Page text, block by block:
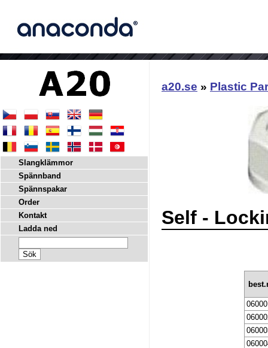
a20.se » Plastic
Self -
Slangklämmor
Spännband
Spännspakar
Order
Kontakt
Ladda ned